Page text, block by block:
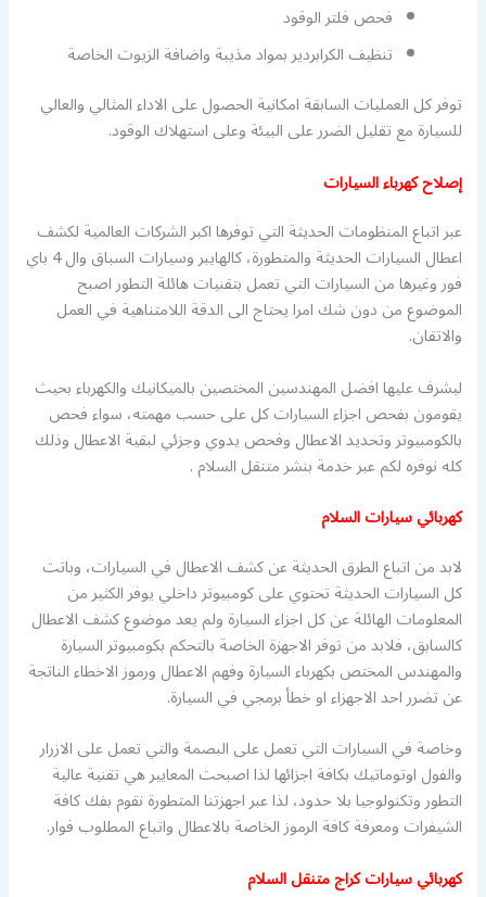
فحص فلتر الوقود
تنظيف الكرابردير بمواد مذيبة واضافة الزيوت الخاصة
توفر كل العمليات السابقة امكانية الحصول على الاداء المثالي والعالي
للسيارة مع تقليل الضرر على البيئة وعلى استهلاك الوقود.
إصلاح كهرباء السيارات
عبر اتباع المنظومات الحديثة التي توفرها اكبر الشركات العالمية لكشف
اعطال السيارات الحديثة والمتطورة، كالهايبر وسيارات السباق وال 4 باي
فور وغيرها من السيارات التي تعمل بتقنيات هائلة التطور اصبح
الموضوع من دون شك امرا يحتاج الى الدقة اللامتناهية في العمل
والاتقان.
ليشرف عليها افضل المهندسين المختصين بالميكانيك والكهرباء بحيث
يقومون بفحص اجزاء السيارات كل على حسب مهمته، سواء فحص
بالكومبيوتر وتحديد الاعطال وفحص يدوي وجزئي لبقية الاعطال وذلك
كله نوفره لكم عبر خدمة بنشر متنقل السلام .
كهربائي سيارات السلام
لابد من اتباع الطرق الحديثة عن كشف الاعطال في السيارات، وباتت
كل السيارات الحديثة تحتوي على كومبيوتر داخلي يوفر الكثير من
المعلومات الهائلة عن كل اجزاء السيارة ولم يعد موضوع كشف الاعطال
كالسابق، فلابد من توفر الاجهزة الخاصة بالتحكم بكومبيوتر السيارة
والمهندس المختص بكهرباء السيارة وفهم الاعطال ورموز الاخطاء الناتجة
عن تضرر احد الاجهزاء او خطأ برمجي في السيارة.
وخاصة في السيارات التي تعمل على البصمة والتي تعمل على الازرار
والفول اوتوماتيك بكافة اجزائها لذا اصبحت المعايير هي تقنية عالية
التطور وتكنولوجيا بلا حدود، لذا عبر اجهزتنا المتطورة نقوم بفك كافة
الشيفرات ومعرفة كافة الرموز الخاصة بالاعطال واتباع المطلوب فوار.
كهربائي سيارات كراج متنقل السلام